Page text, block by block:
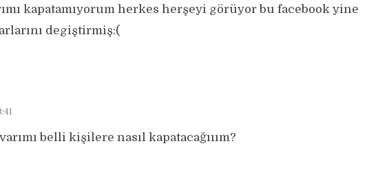
kapatamıyorum herkes herşeyi görüyor bu facebook yine
degiştirmiş:(
belli kişilere nasıl kapatacağııım?